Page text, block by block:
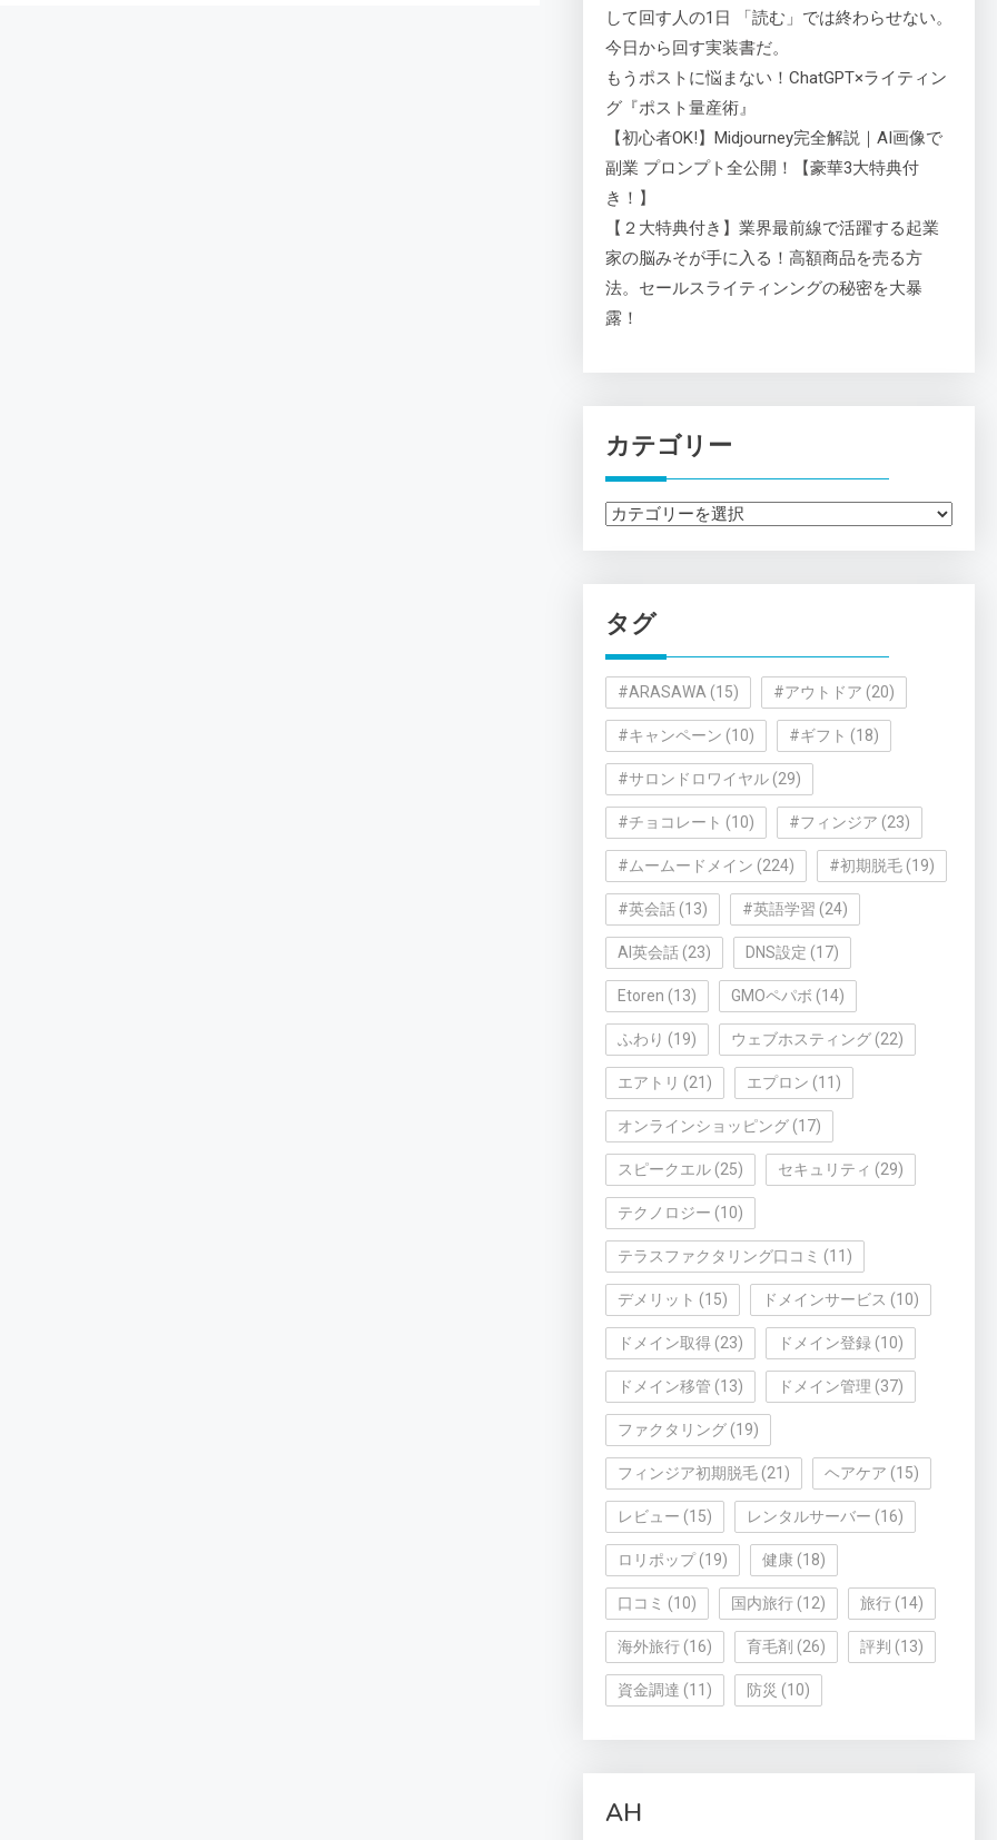
して回す人の1日 「読む」では終わらせない。
今日から回す実装書だ。
もうポストに悩まない！ChatGPT×ライティン
グ『ポスト量産術』
【初心者OK!】Midjourney完全解説｜AI画像で
副業 プロンプト全公開！【豪華3大特典付
き！】
【２大特典付き】業界最前線で活躍する起業
家の脳みそが手に入る！高額商品を売る方
法。セールスライティンングの秘密を大暴
露！
カテゴリー
カ
ー
タグ
#ARASAWA (15) #アウトドア (20)
#キャンペーン (10) #ギフト (18)
#サロンドロワイヤル(29)
#チョコレート (10) #フィンジア (23)
#ムームードメイン (224) #初期脱毛(19)
#英会話(13) #英語学習 (24)
AI英会話(23) DNS設定 (17)
Etoren (13) GMOペパボ (14)
ふわり (19) ウェブホスティング(22)
エアトリ (21) エプロン (11)
オンラインショッピング(17)
スピークエル(25) セキュリティ (29)
テクノロジー (10)
テラスファクタリング口コミ (11)
デメリット (15) ドメインサービス (10)
ドメイン取得(23) ドメイン登録 (10)
ドメイン移管 (13) ドメイン管理 (37)
ファクタリング(19)
フィンジア初期脱毛(21) ヘアケア (15)
レビュー (15) レンタルサーバー (16)
ロリポップ(19) 健康(18)
口コミ (10) 国内旅行(12) 旅行(14)
海外旅行(16) 育毛剤 (26) 評判 (13)
資金調達 (11) 防災 (10)
AH